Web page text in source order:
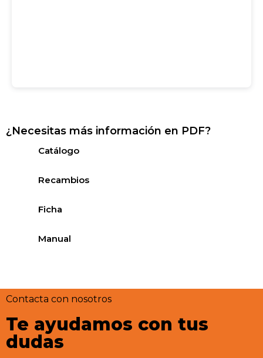
¿Necesitas más información en PDF?
Catálogo
Recambios
Ficha
Manual
Contacta con nosotros
Te ayudamos con tus
dudas